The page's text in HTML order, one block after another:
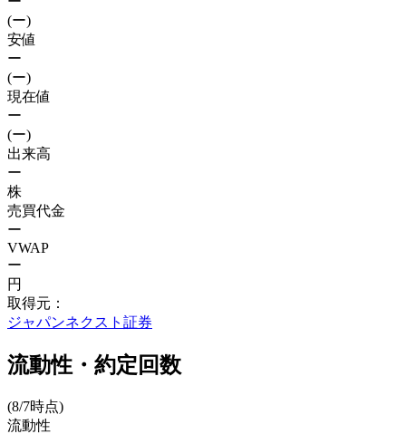
(ー)
安値
ー
(ー)
現在値
ー
(ー)
出来高
ー
株
売買代金
ー
VWAP
ー
円
取得元：
ジャパンネクスト証券
流動性・約定回数
(8/7時点)
流動性